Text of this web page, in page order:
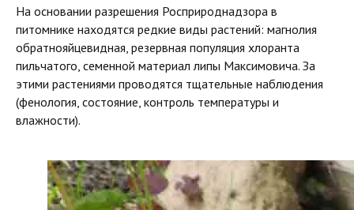
На основании разрешения Росприроднадзора в
питомнике находятся редкие виды растений: магнолия
обратнояйцевидная, резервная популяция хлоранта
пильчатого, семенной материал липы Максимовича. За
этими растениями проводятся тщательные наблюдения
(фенология, состояние, контроль температуры и
влажности).